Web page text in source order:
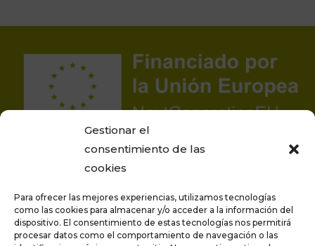
Gestionar el
consentimiento de las
cookies
Para ofrecer las mejores experiencias, utilizamos tecnologías
como las cookies para almacenar y/o acceder a la información del
dispositivo. El consentimiento de estas tecnologías nos permitirá
procesar datos como el comportamiento de navegación o las
Proyecto financiado por la Unión Europea –